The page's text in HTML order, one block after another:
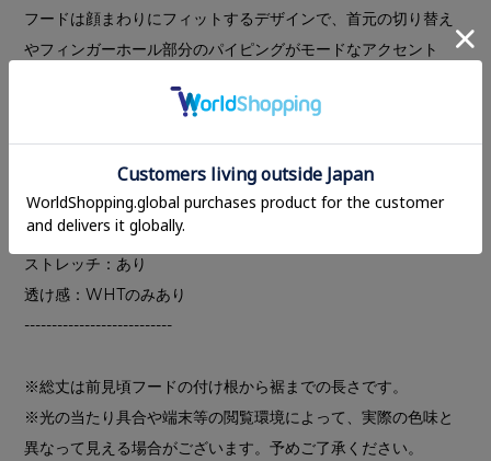
フードは顔まわりにフィットするデザインで、首元の切り替え
やフィンガーホール部分のパイピングがモードなアクセント
のインナーとしても合わせやすい、汎用性の高いアイテムで
す。
---------------------------
裏地：なし
ストレッチ：あり
透け感：WHTのみあり
---------------------------
※総丈は前見頃フードの付け根から裾までの長さです。
※光の当たり具合や端末等の閲覧環境によって、実際の色味と
異なって見える場合がございます。予めご了承ください。